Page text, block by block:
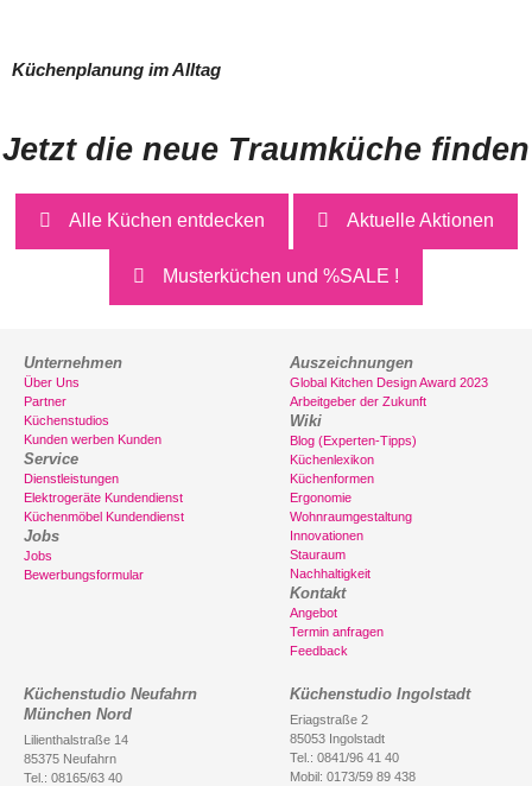
Küchenplanung im Alltag
Jetzt die neue Traumküche finden
Alle Küchen entdecken Aktuelle Aktionen
Musterküchen und %SALE !
Unternehmen
Über Uns
Partner
Küchenstudios
Kunden werben Kunden
Service
Dienstleistungen
Elektrogeräte Kundendienst
Küchenmöbel Kundendienst
Jobs
Jobs
Bewerbungsformular
Auszeichnungen
Global Kitchen Design Award 2023
Arbeitgeber der Zukunft
Wiki
Blog (Experten-Tipps)
Küchenlexikon
Küchenformen
Ergonomie
Wohnraumgestaltung
Innovationen
Stauraum
Nachhaltigkeit
Kontakt
Angebot
Termin anfragen
Feedback
Küchenstudio Neufahrn
München Nord
Lilienthalstraße 14
85375 Neufahrn
Tel.: 08165/63 40
Küchenstudio Ingolstadt
Eriagstraße 2
85053 Ingolstadt
Tel.: 0841/96 41 40
Mobil: 0173/59 89 438